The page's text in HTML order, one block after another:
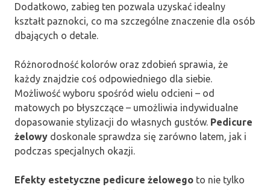
Dodatkowo, zabieg ten pozwala uzyskać idealny
kształt paznokci, co ma szczególne znaczenie dla osób
dbających o detale.
Różnorodność kolorów oraz zdobień sprawia, że
każdy znajdzie coś odpowiedniego dla siebie.
Możliwość wyboru spośród wielu odcieni – od
matowych po błyszczące – umożliwia indywidualne
dopasowanie stylizacji do własnych gustów. Pedicure
żelowy doskonale sprawdza się zarówno latem, jak i
podczas specjalnych okazji.
Efekty estetyczne pedicure żelowego to nie tylko